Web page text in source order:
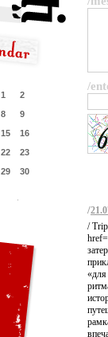
1
2
8
9
15
16
22
23
29
30
/
/
/